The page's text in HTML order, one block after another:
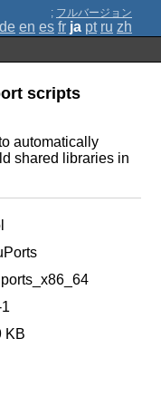
; フルバージョン
de en es fr ja pt ru zh
scripts
automatically
shared libraries in
KB